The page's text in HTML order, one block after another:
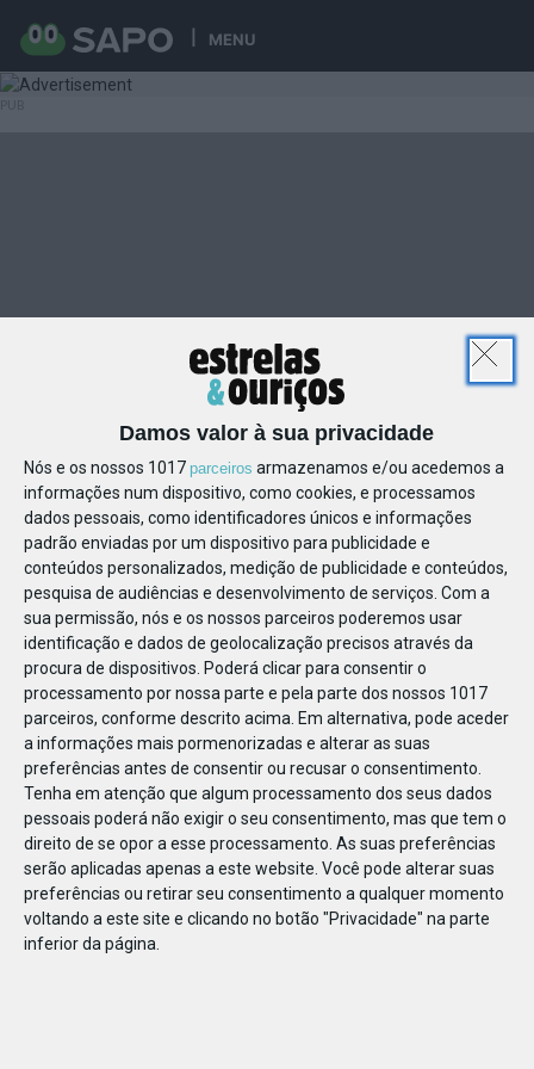
Damos valor à sua privacidade
Nós e os nossos 1017 parceiros armazenamos e/ou acedemos a
informações num dispositivo, como cookies, e processamos
dados pessoais, como identificadores únicos e informações
padrão enviadas por um dispositivo para publicidade e
conteúdos personalizados, medição de publicidade e conteúdos,
pesquisa de audiências e desenvolvimento de serviços. Com a
sua permissão, nós e os nossos parceiros poderemos usar
identificação e dados de geolocalização precisos através da
procura de dispositivos. Poderá clicar para consentir o
processamento por nossa parte e pela parte dos nossos 1017
parceiros, conforme descrito acima. Em alternativa, pode aceder
a informações mais pormenorizadas e alterar as suas
preferências antes de consentir ou recusar o consentimento.
Tenha em atenção que algum processamento dos seus dados
pessoais poderá não exigir o seu consentimento, mas que tem o
direito de se opor a esse processamento. As suas preferências
serão aplicadas apenas a este website. Você pode alterar suas
preferências ou retirar seu consentimento a qualquer momento
voltando a este site e clicando no botão "Privacidade" na parte
inferior da página.
MENU
46779221684288